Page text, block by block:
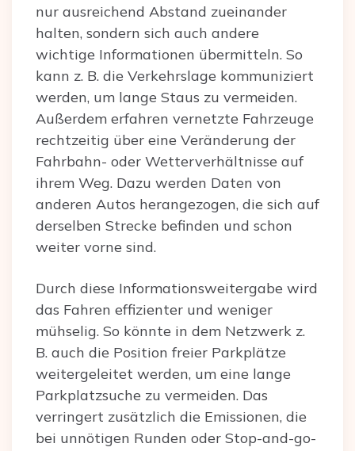
nur ausreichend Abstand zueinander
halten, sondern sich auch andere
wichtige Informationen übermitteln. So
kann z. B. die Verkehrslage kommuniziert
werden, um lange Staus zu vermeiden.
Außerdem erfahren vernetzte Fahrzeuge
rechtzeitig über eine Veränderung der
Fahrbahn- oder Wetterverhältnisse auf
ihrem Weg. Dazu werden Daten von
anderen Autos herangezogen, die sich auf
derselben Strecke befinden und schon
weiter vorne sind.
Durch diese Informationsweitergabe wird
das Fahren effizienter und weniger
mühselig. So könnte in dem Netzwerk z.
B. auch die Position freier Parkplätze
weitergeleitet werden, um eine lange
Parkplatzsuche zu vermeiden. Das
verringert zusätzlich die Emissionen, die
bei unnötigen Runden oder Stop-and-go-